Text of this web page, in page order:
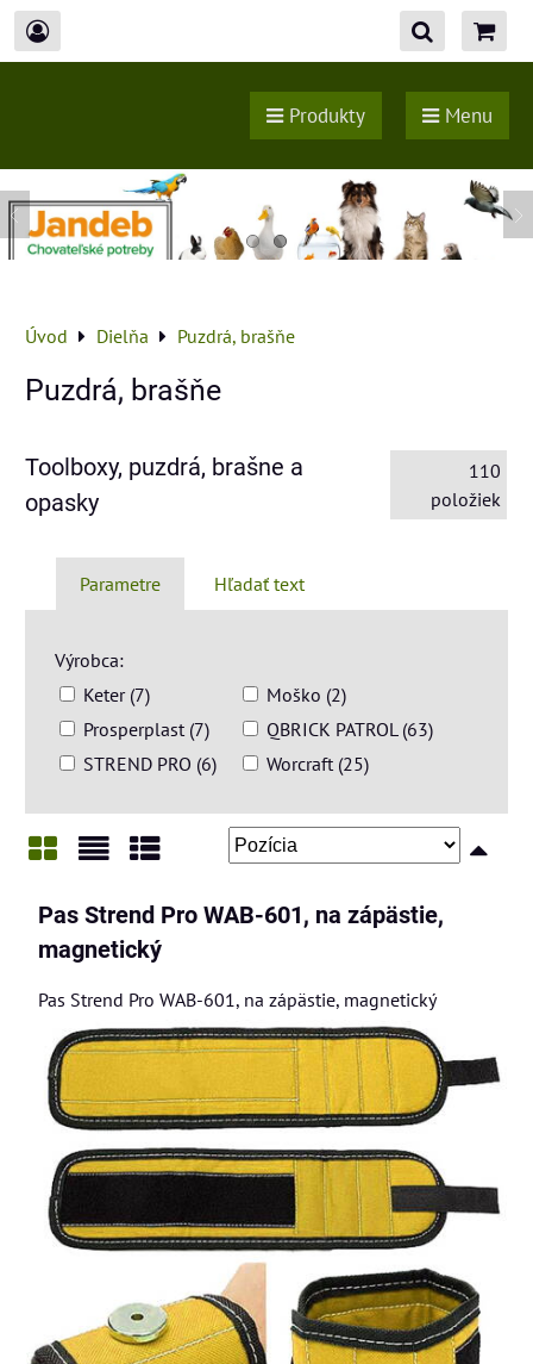
Produkty Menu
Úvod Dielňa Puzdrá, brašňe
Puzdrá, brašňe
Toolboxy, puzdrá, brašne a
opasky
110
položiek
Parametre Hľadať text
Výrobca:
Keter (7)
Moško (2)
Prosperplast (7)
QBRICK PATROL (63)
STREND PRO (6)
Worcraft (25)
Pas Strend Pro WAB-601, na zápästie,
magnetický
Pas Strend Pro WAB-601, na zápästie, magnetický